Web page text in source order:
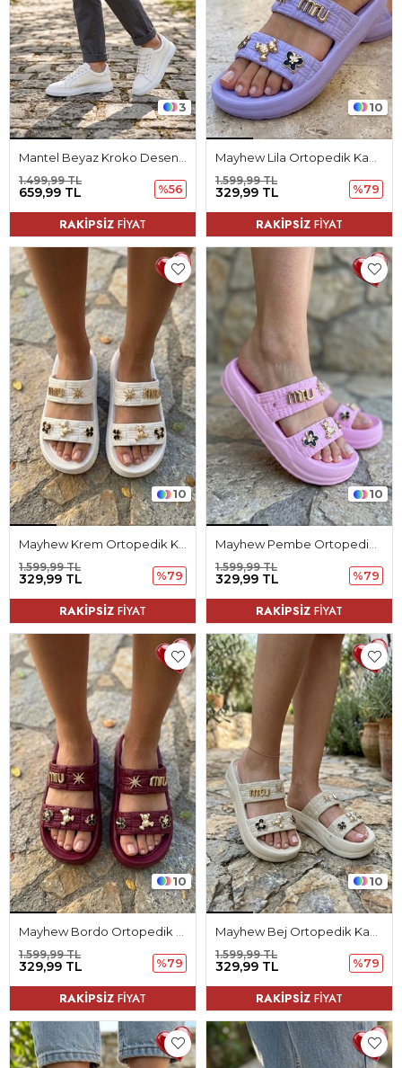
3
659,99 TL
1.499,99 TL
%56
RAKİPSİZ FİYAT
10
329,99 TL
1.599,99 TL
%79
RAKİPSİZ FİYAT
10
329,99 TL
1.599,99 TL
%79
RAKİPSİZ FİYAT
10
329,99 TL
1.599,99 TL
%79
RAKİPSİZ FİYAT
10
329,99 TL
1.599,99 TL
%79
RAKİPSİZ FİYAT
10
329,99 TL
1.599,99 TL
%79
RAKİPSİZ FİYAT